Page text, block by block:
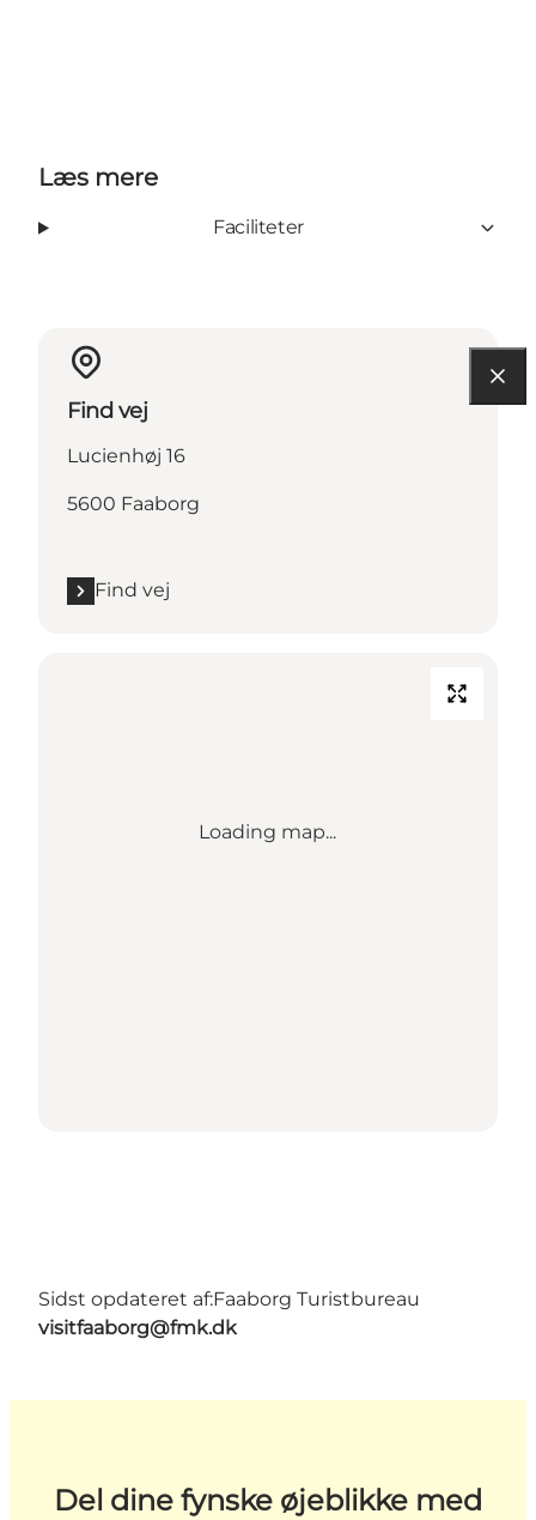
Læs mere
Faciliteter
Find vej
Lucienhøj 16
5600 Faaborg
Find vej
Loading map...
Sidst opdateret af:Faaborg Turistbureau
visitfaaborg@fmk.dk
Del dine fynske øjeblikke med